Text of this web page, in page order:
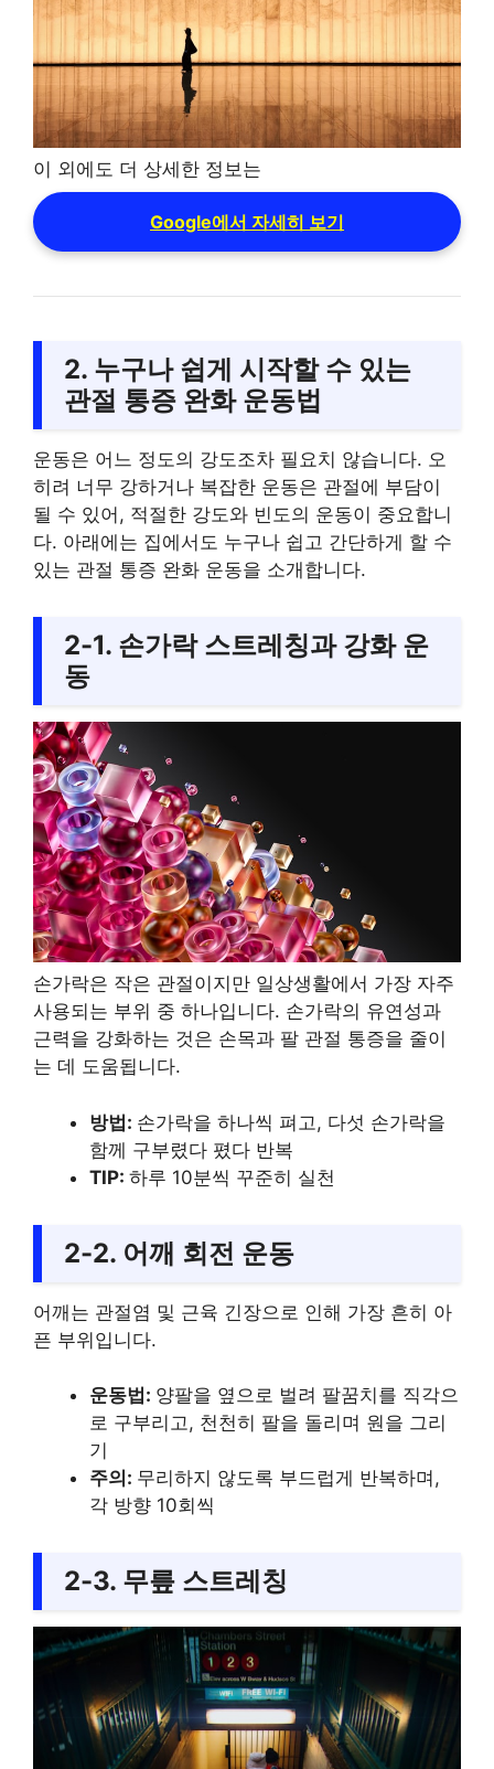
이 외에도 더 상세한 정보는
Google에서 자세히 보기
2. 누구나 쉽게 시작할 수 있는
관절 통증 완화 운동법
운동은 어느 정도의 강도조차 필요치 않습니다. 오
히려 너무 강하거나 복잡한 운동은 관절에 부담이
될 수 있어, 적절한 강도와 빈도의 운동이 중요합니
다. 아래에는 집에서도 누구나 쉽고 간단하게 할 수
있는 관절 통증 완화 운동을 소개합니다.
2-1. 손가락 스트레칭과 강화 운
동
손가락은 작은 관절이지만 일상생활에서 가장 자주
사용되는 부위 중 하나입니다. 손가락의 유연성과
근력을 강화하는 것은 손목과 팔 관절 통증을 줄이
는 데 도움됩니다.
방법: 손가락을 하나씩 펴고, 다섯 손가락을
함께 구부렸다 폈다 반복
TIP: 하루 10분씩 꾸준히 실천
2-2. 어깨 회전 운동
어깨는 관절염 및 근육 긴장으로 인해 가장 흔히 아
픈 부위입니다.
운동법: 양팔을 옆으로 벌려 팔꿈치를 직각으
로 구부리고, 천천히 팔을 돌리며 원을 그리
기
주의: 무리하지 않도록 부드럽게 반복하며,
각 방향 10회씩
2-3. 무릎 스트레칭